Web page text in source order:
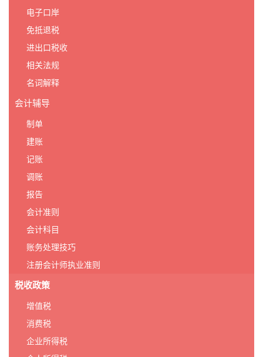
电子口岸
免抵退税
进出口税收
相关法规
名词解释
会计辅导
制单
建账
记账
调账
报告
会计准则
会计科目
账务处理技巧
注册会计师执业准则
税收政策
增值税
消费税
企业所得税